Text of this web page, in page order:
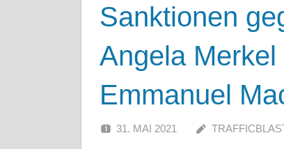
Sanktionen
Angela
Emmanuel
31. MAI 2021